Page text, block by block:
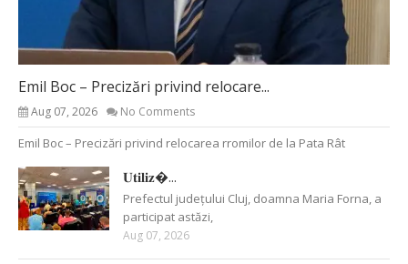
Emil Boc – Precizări privind relocare...
Aug 07, 2026 No Comments
Emil Boc – Precizări privind relocarea rromilor de la Pata Rât
𝐔𝐭𝐢𝐥𝐢𝐳�...
Prefectul județului Cluj, doamna Maria Forna, a
participat astăzi,
Aug 07, 2026